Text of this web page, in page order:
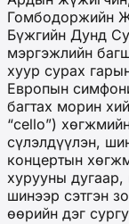
Гомбодоржийн
Бүжгийн Дунд
мэргэжлийн
хуур сурах
Европын
багтах морин
“cello”)
сүлэлдүүлэн,
концертын
хурууны
шинээр сэтгэн
өөрийн дэг